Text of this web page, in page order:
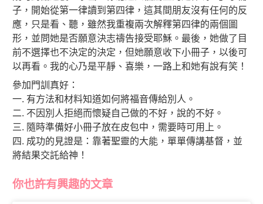
子，開始從第一律讀到第四律， 這其間朋友沒有任何的反
應，只是看、聽，雖然我重複兩次解釋第四律的兩個圖
形，並問她是否願意決志禱告接受耶穌。最後，她做了目
前不選擇也不決定的決定，但她願意收下小冊子，以後可
以再看。我的心乃是平靜、喜樂，一路上和她有說有笑！
參加門訓真好：
一. 有方法和材料知道如何將福音傳給別人。
二. 不因別人拒絕而懷疑自己做的不好，說的不好。
三. 隨時準備好小冊子放在皮包中，需要時可用上。
四. 成功的見證是：靠著聖靈的大能，單單傳講基督，並
將結果交託給神！
你也許有興趣的文章